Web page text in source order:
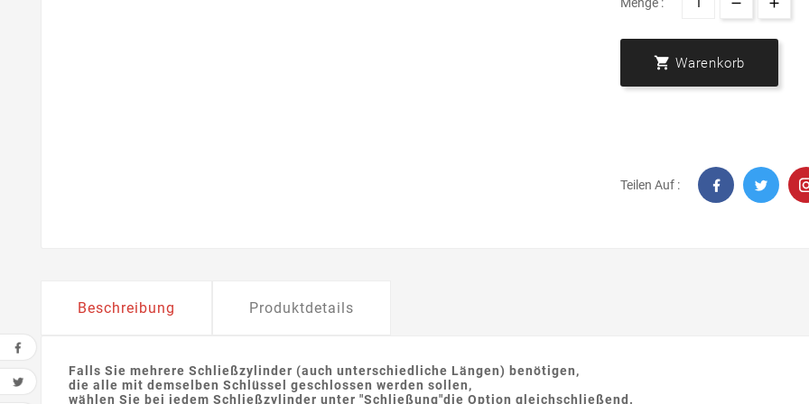
 Warenkorb
Teilen Auf :
Beschreibung Produktdetails
Falls Sie mehrere Schließzylinder (auch unterschiedliche Längen) benötigen,
die alle mit demselben Schlüssel geschlossen werden sollen,
wählen Sie bei jedem Schließzylinder unter "Schließung"die Option gleichschließend.